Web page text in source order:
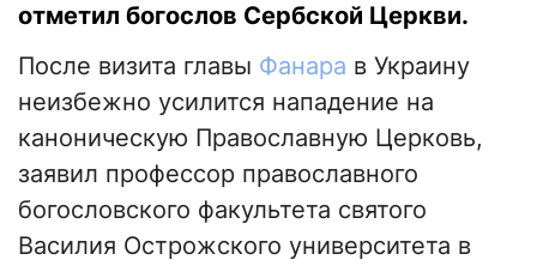
отметил богослов Сербской Церкви.
После визита главы Фанара в Украину
неизбежно усилится нападение на
каноническую Православную Церковь,
заявил профессор православного
богословского факультета святого
Василия Острожского университета в